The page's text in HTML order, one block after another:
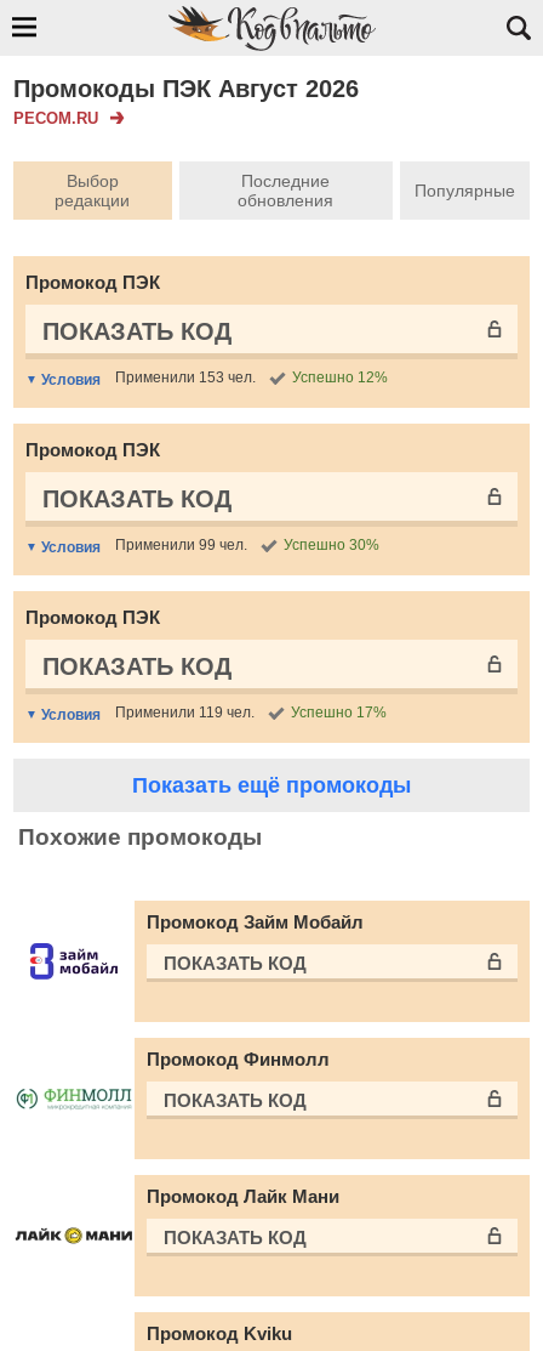
Промокоды ПЭК Август 2026
PECOM.RU
Выбор
редакции
Последние
обновления
Популярные
Промокод ПЭК
ПОКАЗАТЬ КОД
Условия Применили 153 чел. Успешно 12%
Промокод ПЭК
ПОКАЗАТЬ КОД
Условия Применили 99 чел. Успешно 30%
Промокод ПЭК
ПОКАЗАТЬ КОД
Условия Применили 119 чел. Успешно 17%
Показать ещё промокоды
Похожие промокоды
Промокод Займ Мобайл
ПОКАЗАТЬ КОД
Промокод Финмолл
ПОКАЗАТЬ КОД
Промокод Лайк Мани
ПОКАЗАТЬ КОД
Промокод Kviku